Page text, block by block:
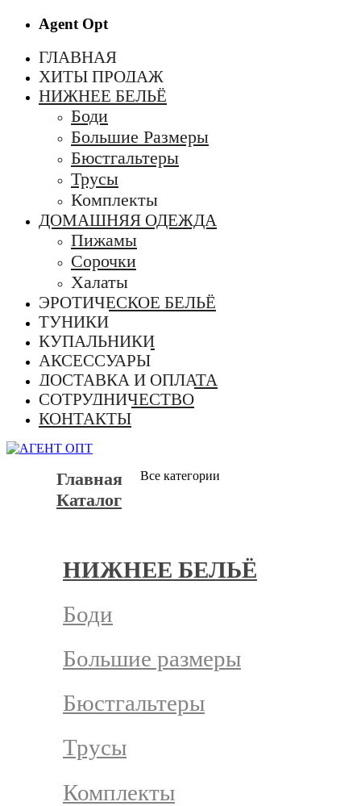
Agent Opt
ГЛАВНАЯ
ХИТЫ ПРОДАЖ
НИЖНЕЕ БЕЛЬЁ
Боди
Большие Размеры
Бюстгальтеры
Трусы
Комплекты
ДОМАШНЯЯ ОДЕЖДА
Пижамы
Сорочки
Халаты
ЭРОТИЧЕСКОЕ БЕЛЬЁ
ТУНИКИ
КУПАЛЬНИКИ
АКСЕССУАРЫ
ДОСТАВКА И ОПЛАТА
СОТРУДНИЧЕСТВО
КОНТАКТЫ
Главная
Каталог
НИЖНЕЕ БЕЛЬЁ
Боди
Большие размеры
Бюстгальтеры
Трусы
Комплекты
Все категории